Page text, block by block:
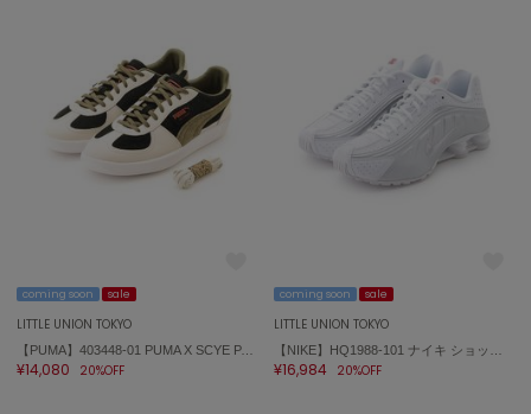
coming soon sale
LITTLE UNION TOKYO
【PUMA】403448-01 PUMA X SCYE PALERMO
¥14,080 20%OFF
coming soon sale
LITTLE UNION TOKYO
¥16,984 20%OFF